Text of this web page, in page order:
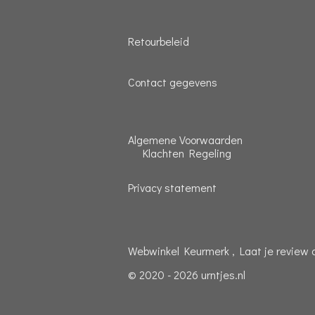
Retourbeleid
Contact gegevens
Algemene Voorwaarden
Klachten Regeling
Privacy statement
Webwinkel Keurmerk , Laat je review
© 2020 - 2026 urntjes.nl